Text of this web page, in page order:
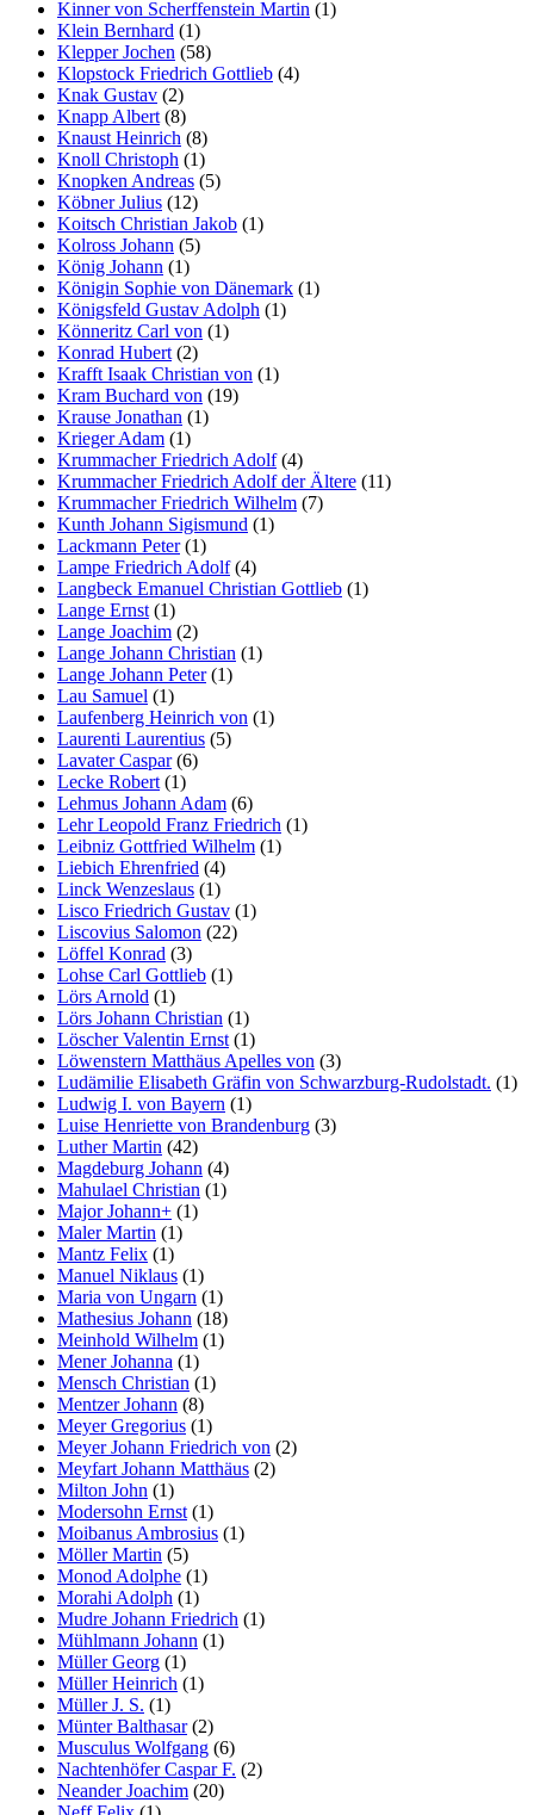
Kinner von Scherffenstein Martin (1)
Klein Bernhard (1)
Klepper Jochen (58)
Klopstock Friedrich Gottlieb (4)
Knak Gustav (2)
Knapp Albert (8)
Knaust Heinrich (8)
Knoll Christoph (1)
Knopken Andreas (5)
Köbner Julius (12)
Koitsch Christian Jakob (1)
Kolross Johann (5)
König Johann (1)
Königin Sophie von Dänemark (1)
Königsfeld Gustav Adolph (1)
Könneritz Carl von (1)
Konrad Hubert (2)
Krafft Isaak Christian von (1)
Kram Buchard von (19)
Krause Jonathan (1)
Krieger Adam (1)
Krummacher Friedrich Adolf(4)
Krummacher Friedrich Adolf der Ältere (11)
Krummacher Friedrich Wilhelm (7)
Kunth Johann Sigismund (1)
Lackmann Peter(1)
Lampe Friedrich Adolf(4)
Langbeck Emanuel Christian Gottlieb (1)
Lange Ernst (1)
Lange Joachim (2)
Lange Johann Christian (1)
Lange Johann Peter(1)
Lau Samuel (1)
Laufenberg Heinrich von (1)
Laurenti Laurentius (5)
Lavater Caspar(6)
Lecke Robert (1)
Lehmus Johann Adam (6)
Lehr Leopold Franz Friedrich (1)
Leibniz Gottfried Wilhelm (1)
Liebich Ehrenfried (4)
Linck Wenzeslaus (1)
Lisco Friedrich Gustav (1)
Liscovius Salomon (22)
Löffel Konrad (3)
Lohse Carl Gottlieb (1)
Lörs Arnold (1)
Lörs Johann Christian (1)
Löscher Valentin Ernst (1)
Löwenstern Matthäus Apelles von (3)
Ludämilie Elisabeth Gräfin von Schwarzburg-Rudolstadt. (1)
Ludwig I. von Bayern (1)
Luise Henriette von Brandenburg (3)
Luther Martin (42)
Magdeburg Johann (4)
Mahulael Christian (1)
Major Johann+ (1)
Maler Martin (1)
Mantz Felix (1)
Manuel Niklaus (1)
Maria von Ungarn (1)
Mathesius Johann (18)
Meinhold Wilhelm (1)
Mener Johanna (1)
Mensch Christian (1)
Mentzer Johann (8)
Meyer Gregorius (1)
Meyer Johann Friedrich von (2)
Meyfart Johann Matthäus (2)
Milton John (1)
Modersohn Ernst (1)
Moibanus Ambrosius (1)
Möller Martin (5)
Monod Adolphe (1)
Morahi Adolph (1)
Mudre Johann Friedrich (1)
Mühlmann Johann (1)
Müller Georg (1)
Müller Heinrich (1)
Müller J. S. (1)
Münter Balthasar(2)
Musculus Wolfgang (6)
Nachtenhöfer Caspar F. (2)
Neander Joachim (20)